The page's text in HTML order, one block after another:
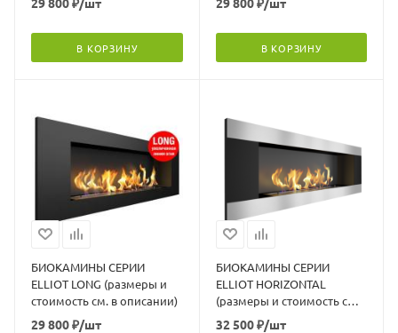
В КОРЗИНУ В КОРЗИНУ
БИОКАМИНЫ СЕРИИ
ELLIOT LONG (размеры и
стоимость см. в описании)
29 800₽/шт
БИОКАМИНЫ СЕРИИ
ELLIOT HORIZONTAL
(размеры и стоимость см.
в описании)
32 500₽/шт